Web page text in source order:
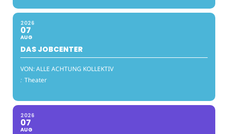
2026
07
AUG
DAS JOBCENTER
VON: ALLE ACHTUNG KOLLEKTIV
: Theater
2026
07
AUG